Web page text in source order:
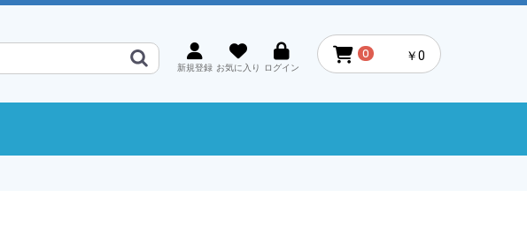
新規登録 お気に入り ログイン
0 ￥0